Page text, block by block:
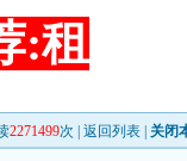
:租
2271499次 | 返回列表 关闭